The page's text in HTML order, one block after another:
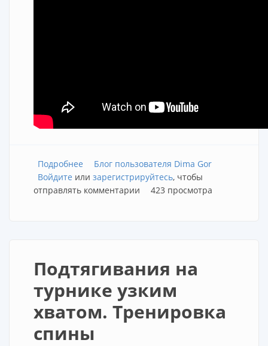
Подробнее о Тяга вертикального блока широким
хватом к груди. Тренировка спины
Блог пользователя Dima Gor
Войдите или зарегистрируйтесь, чтобы
отправлять комментарии
423 просмотра
Подтягивания на
турнике узким
хватом. Тренировка
спины